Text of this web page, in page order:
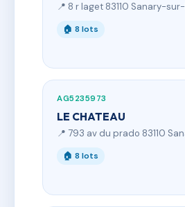
📍 8 r laget 83110 Sanary-
🏠 8 lots
AG5235973
LE CHATEAU
📍 793 av du prado 83110
🏠 8 lots